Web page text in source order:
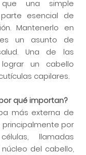
una simple
esencial de
Mantenerlo en
un asunto de
Una de las
un cabello
capilares.
qué importan?
más externa de
por
llamadas
del cabello,